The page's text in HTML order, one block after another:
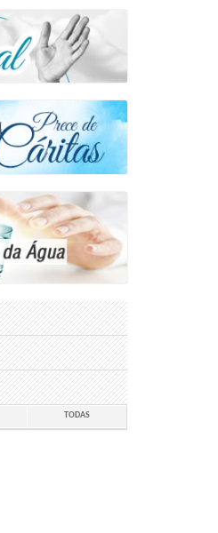
TODAS